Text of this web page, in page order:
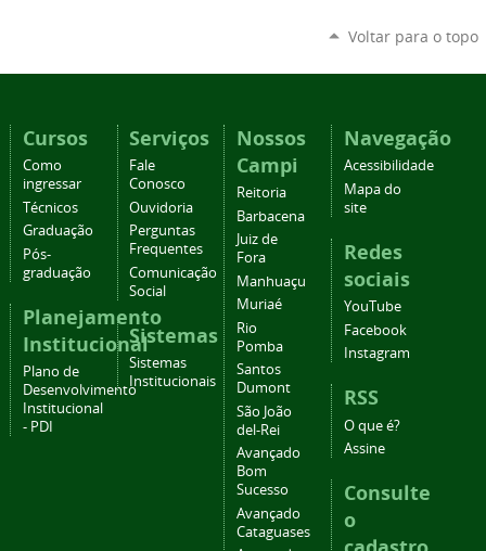
Voltar para o topo
Cursos
Como
ingressar
Técnicos
Graduação
Pós-
graduação
Planejamento
Institucional
Plano de
Desenvolvimento
Institucional
- PDI
Serviços
Fale
Conosco
Ouvidoria
Perguntas
Frequentes
Comunicação
Social
Sistemas
Sistemas
Institucionais
Nossos
Campi
Reitoria
Barbacena
Juiz de
Fora
Manhuaçu
Muriaé
Rio
Pomba
Santos
Dumont
São João
del-Rei
Avançado
Bom
Sucesso
Avançado
Cataguases
Navegação
Acessibilidade
Mapa do
site
Redes
sociais
YouTube
Facebook
Instagram
RSS
O que é?
Assine
Consulte
o